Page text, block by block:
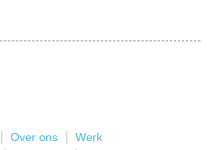
Over ons
Werk